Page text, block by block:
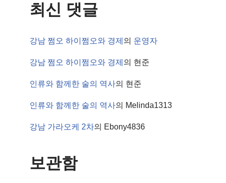
최신 댓글
강남 쩜오 하이쩜오와 경제 의 운영자
강남 쩜오 하이쩜오와 경제 의 현준
인류와 함께한 술의 역사의 현준
인류와 함께한 술의 역사의 Melinda1313
강남 가라오케 2차의 Ebony4836
보관함